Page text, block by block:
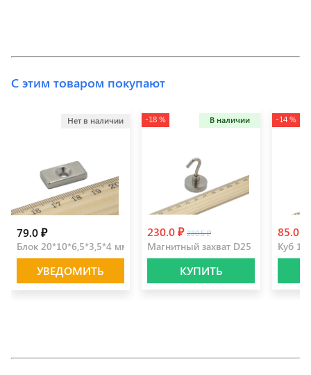
С этим товаром покупают
Нет в наличии
79.0 ₽
Блок 20*10*6,5*3,5*4 мм
УВЕДОМИТЬ
-18 % В наличии
230.0 ₽ 280.5 ₽
Магнитный захват D25
КУПИТЬ
-14 %
85.0 ₽
Куб